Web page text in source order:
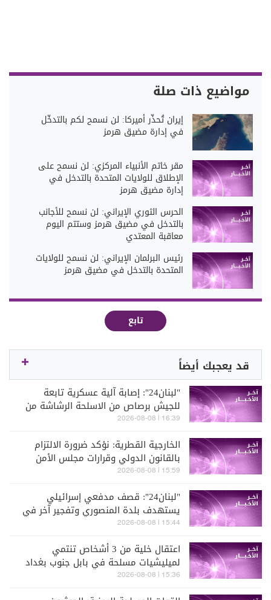
مواضيع ذات صلة
إيران تُحذّر أميركا: لن نسمح لكم بالتدخّل
في إدارة مضيق هرمز
مقر خاتم الأنبياء المركزي: لن نسمح على
الإطلاق للولايات المتحدة بالتدخل في
إدارة مضيق هرمز
الحرس الثوري الإيراني: لن نسمح للأجانب
بالتدخل في مضيق هرمز وستتم اليوم
معاقبة المعتدي
رئيس البرلمان الإيراني: لن نسمح للولايات
المتحدة بالتدخل في مضيق هرمز
تابع
قد يعجبك أيضاً
"لبنان24": إصابة آلية عسكرية تابعة
للجيش برصاص من الاسلحة الرشاشة من
قبل الجيش الإسرائيلي عند مثلث الخيام-
16:39 | 2026-08-08
الخارجية القطرية: نؤكد ضرورة الالتزام
بالقانون الدولي وقرارات مجلس الأمن
ورفض ما يهدد الأمن وحرية الملاحة
15:59 | 2026-08-08
"لبنان24": قصف مدفعي إسرائيلي
يستهدف بلدة المنصوري وتفجير آخر في
حداثا
15:44 | 2026-08-08
اعتقال خلية من 3 أشخاص تنتمي
لميليشيات مسلحة في بابل جنوب بغداد
وضبط طائرات مسيّرة حديثة كانت تُعد
15:36 | 2026-08-08